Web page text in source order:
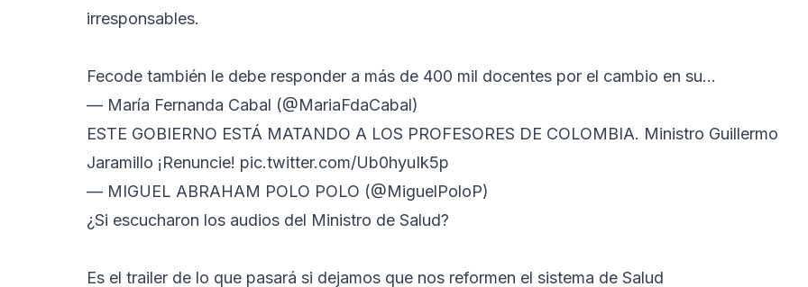
irresponsables.
Fecode también le debe responder a más de 400 mil docentes por el cambio en su…
— María Fernanda Cabal (@MariaFdaCabal)
ESTE GOBIERNO ESTÁ MATANDO A LOS PROFESORES DE COLOMBIA. Ministro Guillermo
Jaramillo ¡Renuncie! pic.twitter.com/Ub0hyuIk5p
— MIGUEL ABRAHAM POLO POLO (@MiguelPoloP)
¿Si escucharon los audios del Ministro de Salud?
Es el trailer de lo que pasará si dejamos que nos reformen el sistema de Salud